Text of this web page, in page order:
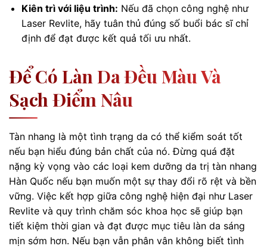
Kiên trì với liệu trình: Nếu đã chọn công nghệ như
Laser Revlite, hãy tuân thủ đúng số buổi bác sĩ chỉ
định để đạt được kết quả tối ưu nhất.
Để Có Làn Da Đều Màu Và
Sạch Điểm Nâu
Tàn nhang là một tình trạng da có thể kiểm soát tốt
nếu bạn hiểu đúng bản chất của nó. Đừng quá đặt
nặng kỳ vọng vào các loại kem dưỡng da trị tàn nhang
Hàn Quốc nếu bạn muốn một sự thay đổi rõ rệt và bền
vững. Việc kết hợp giữa công nghệ hiện đại như Laser
Revlite và quy trình chăm sóc khoa học sẽ giúp bạn
tiết kiệm thời gian và đạt được mục tiêu làn da sáng
mịn sớm hơn. Nếu bạn vẫn phân vân không biết tình